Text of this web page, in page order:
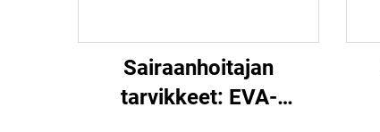
Sairaanhoitajan
tarvikkeet: EVA-